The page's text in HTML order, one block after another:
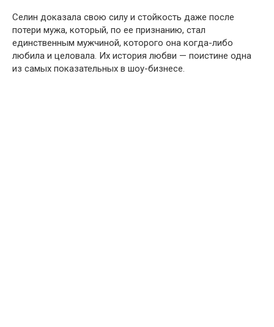
Селин доказала свою силу и стойкость даже после
потери мужа, который, по ее признанию, стал
единственным мужчиной, которого она когда-либо
любила и целовала. Их история любви — поистине одна
из самых показательных в шоу-бизнесе.